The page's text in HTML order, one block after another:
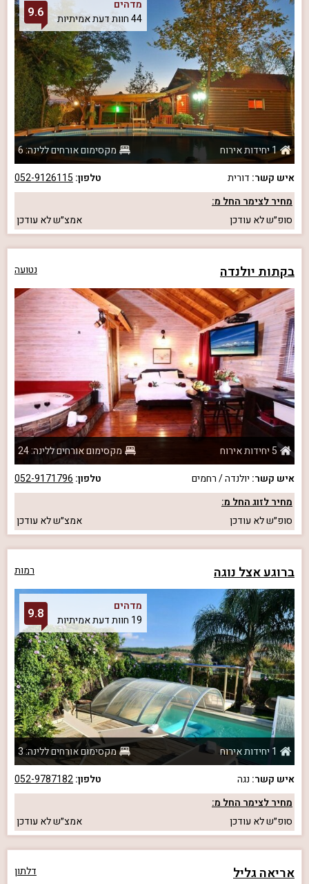
מדהים
44 חוות דעת אמיתיות
9.6
1 יחידות אירוח
מקסימום אורחים ללינה: 6
איש קשר: דורית טלפון: 052-9126115
מחיר לצימר החל מ:
סופ״שלא עודכן אמצ״שלא עודכן
בקתות יולנדה נטועה
5 יחידות אירוח
מקסימום אורחים ללינה: 24
איש קשר: יולנדה / רחמים טלפון: 052-9171796
מחיר לזוג החל מ:
סופ״שלא עודכן אמצ״שלא עודכן
ברוגע אצל נוגה רמות
מדהים
19 חוות דעת אמיתיות
9.8
1 יחידות אירוח
מקסימום אורחים ללינה: 3
איש קשר: נגה טלפון:052-9787182
מחיר לצימר החל מ:
סופ״שלא עודכן אמצ״שלא עודכן
אריאה גליל דלתון